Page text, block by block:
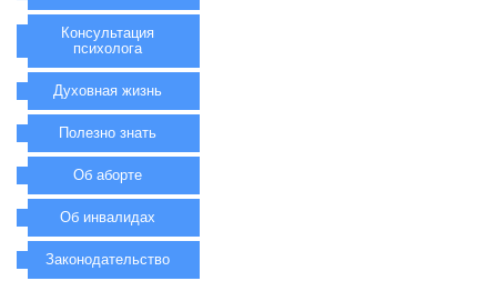
Консультация
психолога
Духовная жизнь
Полезно знать
Об аборте
Об инвалидах
Законодательство